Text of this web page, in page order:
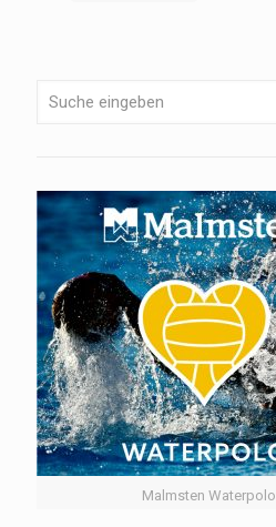
Malmsten Waterpolo